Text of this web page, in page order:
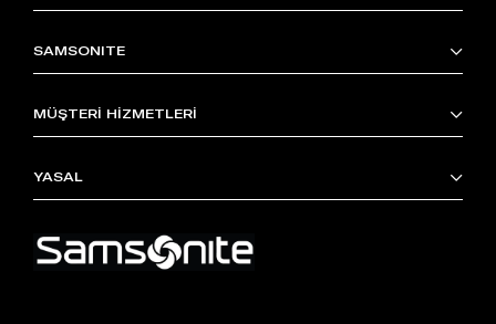
SAMSONITE
MÜŞTERİ HİZMETLERİ
YASAL